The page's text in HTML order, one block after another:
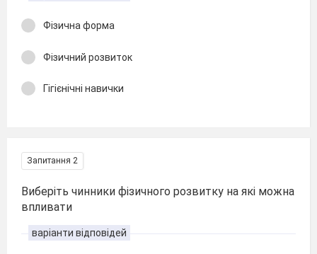
Фізична форма
Фізичний розвиток
Гігієнічні навички
Запитання 2
Виберіть чинники фізичного розвитку на які можна
впливати
варіанти відповідей